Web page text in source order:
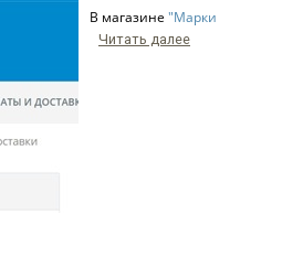
В магазине "Марки
Читать далее